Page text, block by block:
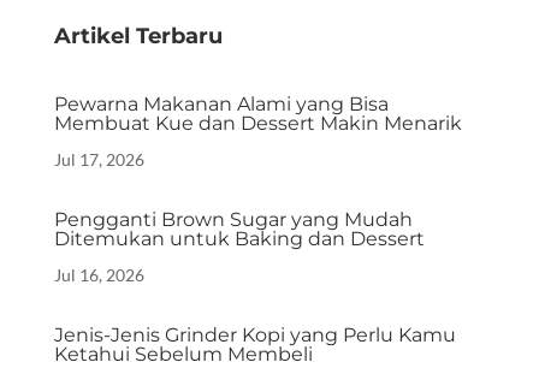
Artikel Terbaru
Pewarna Makanan Alami yang Bisa
Membuat Kue dan Dessert Makin Menarik
Jul 17, 2026
Pengganti Brown Sugar yang Mudah
Ditemukan untuk Baking dan Dessert
Jul 16, 2026
Jenis-Jenis Grinder Kopi yang Perlu Kamu
Ketahui Sebelum Membeli